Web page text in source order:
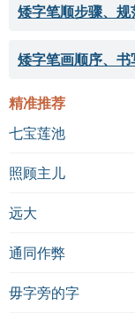
矮字笔顺步骤、
矮字笔画顺序、
精准推荐
七宝莲池
照顾主儿
远大
通同作弊
毋字旁的字